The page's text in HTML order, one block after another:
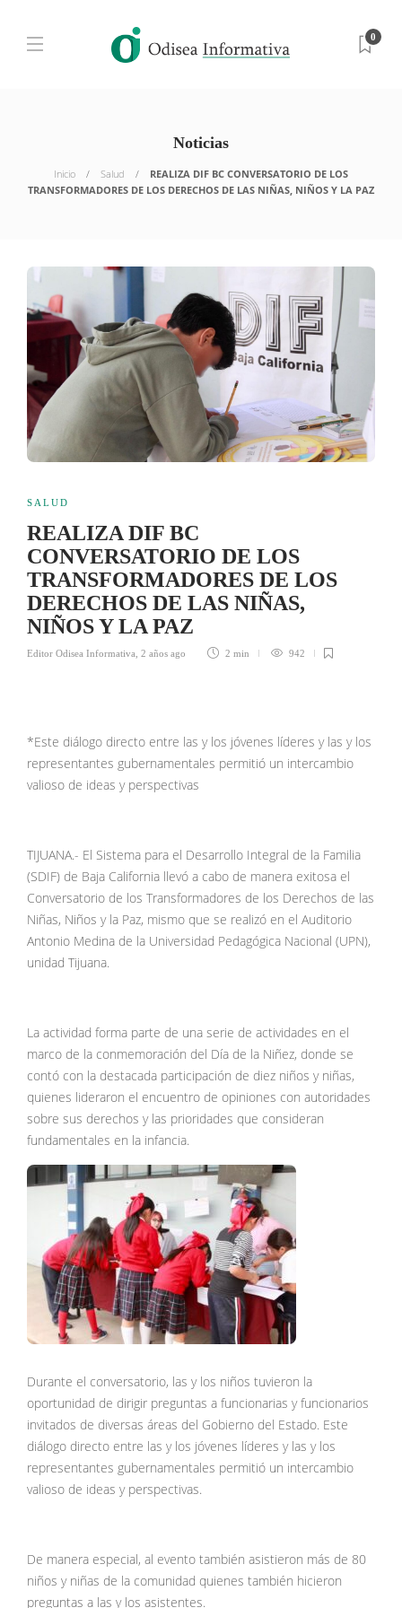
0
Noticias
Inicio Salud
REALIZA DIF BC CONVERSATORIO DE LOS
TRANSFORMADORES DE LOS DERECHOS DE LAS NIÑAS, NIÑOS Y LA PAZ
SALUD
REALIZA DIF BC
CONVERSATORIO DE LOS
TRANSFORMADORES DE LOS
DERECHOS DE LAS NIÑAS,
NIÑOS Y LA PAZ
Editor Odisea Informativa 2 años ago 2 min 942
*Este diálogo directo entre las y los jóvenes líderes y las y los
representantes gubernamentales permitió un intercambio
valioso de ideas y perspectivas
TIJUANA.- El Sistema para el Desarrollo Integral de la Familia
(SDIF) de Baja California llevó a cabo de manera exitosa el
Conversatorio de los Transformadores de los Derechos de las
Niñas, Niños y la Paz, mismo que se realizó en el Auditorio
Antonio Medina de la Universidad Pedagógica Nacional (UPN),
unidad Tijuana.
La actividad forma parte de una serie de actividades en el
marco de la conmemoración del Día de la Niñez, donde se
contó con la destacada participación de diez niños y niñas,
quienes lideraron el encuentro de opiniones con autoridades
sobre sus derechos y las prioridades que consideran
fundamentales en la infancia.
Durante el conversatorio, las y los niños tuvieron la
oportunidad de dirigir preguntas a funcionarias y funcionarios
invitados de diversas áreas del Gobierno del Estado. Este
diálogo directo entre las y los jóvenes líderes y las y los
representantes gubernamentales permitió un intercambio
valioso de ideas y perspectivas.
De manera especial, al evento también asistieron más de 80
niños y niñas de la comunidad quienes también hicieron
preguntas a las y los asistentes.